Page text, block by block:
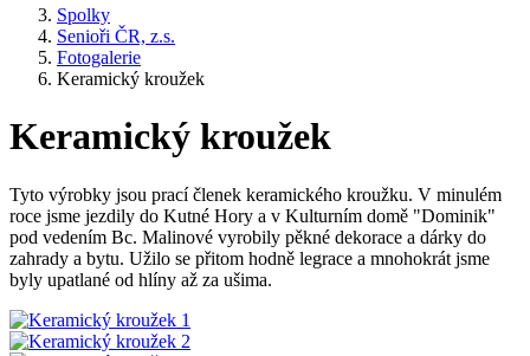
Spolky
Senioři ČR, z.s.
Fotogalerie
Keramický kroužek
Keramický kroužek
Tyto výrobky jsou prací členek keramického kroužku. V minulém
roce jsme jezdily do Kutné Hory a v Kulturním domě "Dominik"
pod vedením Bc. Malinové vyrobily pěkné dekorace a dárky do
zahrady a bytu. Užilo se přitom hodně legrace a mnohokrát jsme
byly upatlané od hlíny až za ušima.